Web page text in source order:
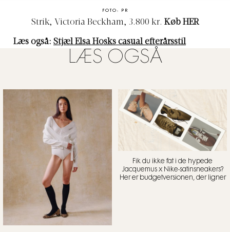
FOTO: PR
Strik, Victoria Beckham, 3.800 kr. Køb HER
Læs også: Stjæl Elsa Hosks casual efterårsstil
LÆS OGSÅ
Fik du ikke fat i de hypede
Jacquemus x Nike-satinsneakers?
Her er budgetversionen, der ligner